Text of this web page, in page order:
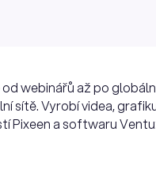
webinářů až po
sítě. Vyrobí videa,
Pixeen a softwaru